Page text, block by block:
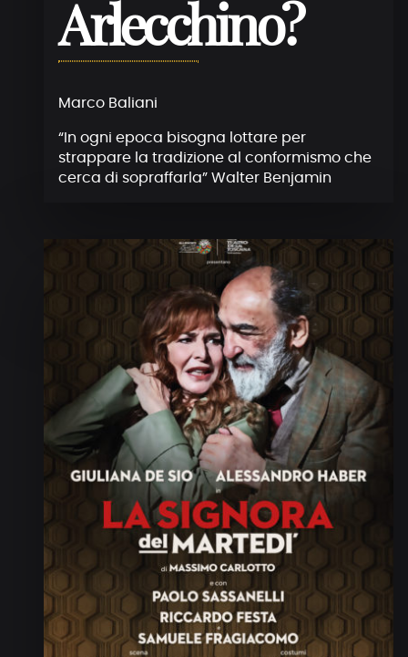
Arlecchino?
Marco Baliani
“In ogni epoca bisogna lottare per
strappare la tradizione al conformismo che
cerca di sopraffarla” Walter Benjamin